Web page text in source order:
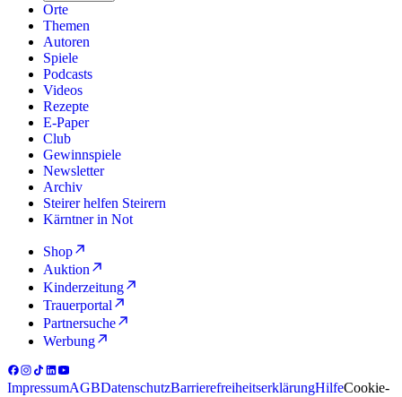
Orte
Themen
Autoren
Spiele
Podcasts
Videos
Rezepte
E-Paper
Club
Gewinnspiele
Newsletter
Archiv
Steirer helfen Steirern
Kärntner in Not
Shop
Auktion
Kinderzeitung
Trauerportal
Partnersuche
Werbung
ImpressumAGBDatenschutzBarrierefreiheitserklärungHilfeCookie-